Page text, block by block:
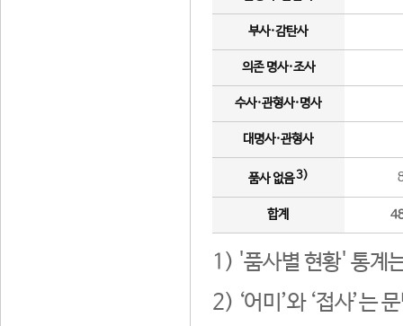
부사·감탄사
의존 명사·조사
수사·관형사·명사
대명사·관형사
품사 없음3)
합계
1) '품사별 현황' 통계
2) ‘어미’와 ‘접사’는